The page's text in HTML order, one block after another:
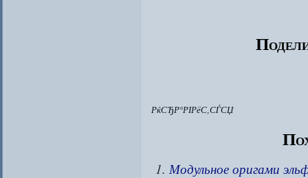
РќСЂР°РІРёС‚СЃСЏ
Модульное оригами